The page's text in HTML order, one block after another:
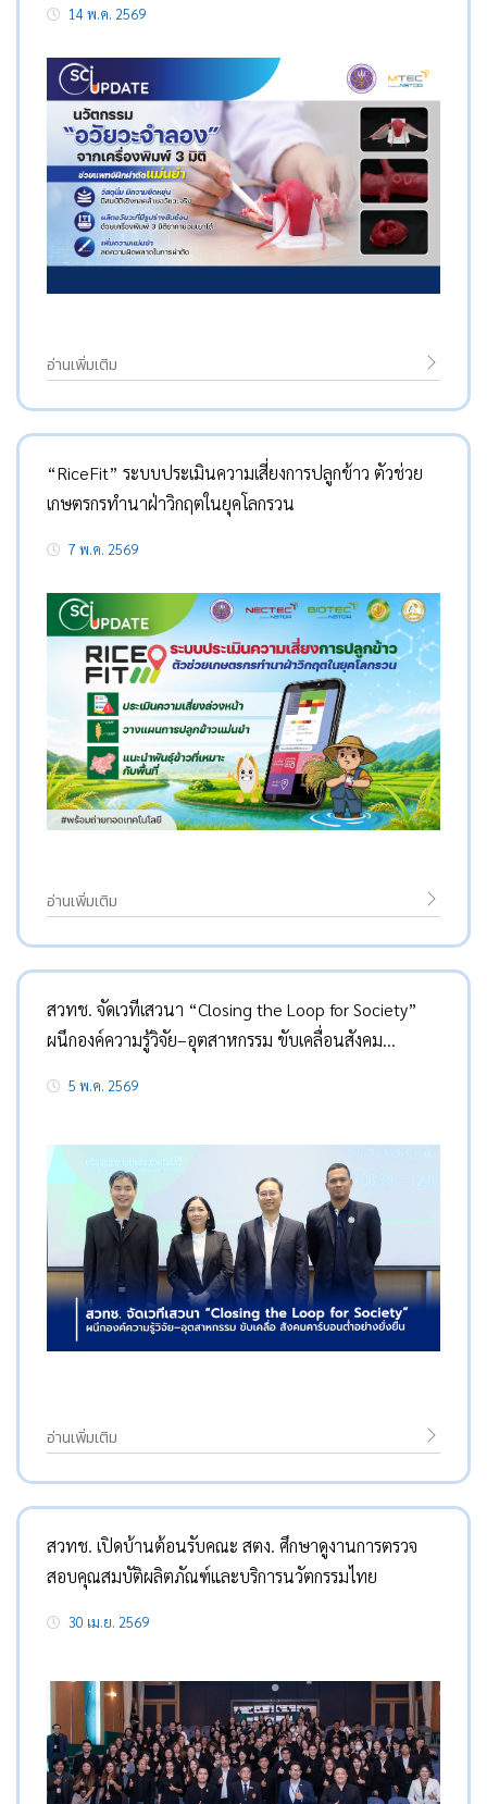
14 พ.ค. 2569
อ่านเพิ่มเติม
“RiceFit” ระบบประเมินความเสี่ยงการปลูกข้าว ตัวช่วย
เกษตรกรทำนาฝ่าวิกฤตในยุคโลกรวน
7 พ.ค. 2569
อ่านเพิ่มเติม
สวทช. จัดเวทีเสวนา “Closing the Loop for Society”
ผนึกองค์ความรู้วิจัย–อุตสาหกรรม ขับเคลื่อนสังคม
5 พ.ค. 2569
อ่านเพิ่มเติม
สวทช. เปิดบ้านต้อนรับคณะ สตง. ศึกษาดูงานการตรวจ
สอบคุณสมบัติผลิตภัณฑ์และบริการนวัตกรรมไทย
30 เม.ย. 2569